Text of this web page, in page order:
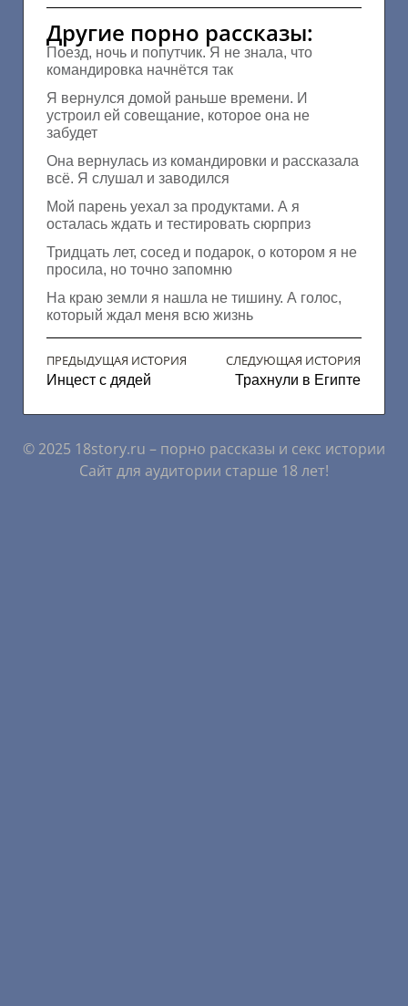
Другие порно рассказы:
Поезд, ночь и попутчик. Я не знала, что
командировка начнётся так
Я вернулся домой раньше времени. И
устроил ей совещание, которое она не
забудет
Она вернулась из командировки и рассказала
всё. Я слушал и заводился
Мой парень уехал за продуктами. А я
осталась ждать и тестировать сюрприз
Тридцать лет, сосед и подарок, о котором я не
просила, но точно запомню
На краю земли я нашла не тишину. А голос,
который ждал меня всю жизнь
ПРЕДЫДУЩАЯ ИСТОРИЯ
Инцест с дядей
СЛЕДУЮЩАЯ ИСТОРИЯ
Трахнули в Египте
© 2025 18story.ru – порно рассказы и секс истории
Сайт для аудитории старше 18 лет!